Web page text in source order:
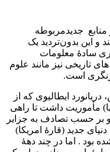
منابع جديدمربوطه
و این بدون‌تردید یک
سادۀ معلومات
تاريخی نيز مانند علوم
است.
ایطالیوی که از
مأموریت داشت تا راهی
بر حسب تصادف به جزاير
سال ۱۴۹۲ م کاشف دنيای جديد (قارۀ امريکا)
بود . اما در چند دهۀ